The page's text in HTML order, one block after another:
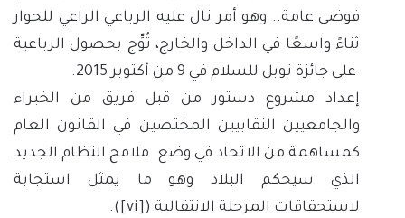
فوضى عامة.. وهو أمر نال عليه الرباعي الراعي للحوار
ثناءً واسعًا في الداخل والخارج، تُوِّج بحصول الرباعية
على جائزة نوبل للسلام في 9 من أكتوبر 2015.
إعداد مشروع دستور من قبل فريق من الخبراء
والجامعيين النقابيين المختصين في القانون العام
كمساهمة من الاتحاد في وضع ملامح النظام الجديد
الذي سيحكم البلاد وهو ما يمثل استجابة
لاستحقاقات المرحلة الانتقالية (
).